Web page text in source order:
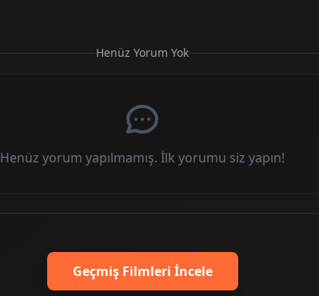
Henüz Yorum Yok
Henüz yorum yapılmamış. İlk yorumu siz yapın!
Geçmiş Filmleri İncele